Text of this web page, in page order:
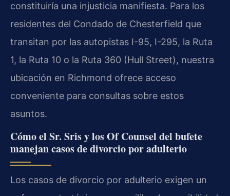
constituiría una injusticia manifiesta. Para los
residentes del Condado de Chesterfield que
transitan por las autopistas I-95, I-295, la Ruta
1, la Ruta 10 o la Ruta 360 (Hull Street), nuestra
ubicación en Richmond ofrece acceso
conveniente para consultas sobre estos
asuntos.
Cómo el Sr. Sris y los Of Counsel del bufete
manejan casos de divorcio por adulterio
Los casos de divorcio por adulterio exigen un